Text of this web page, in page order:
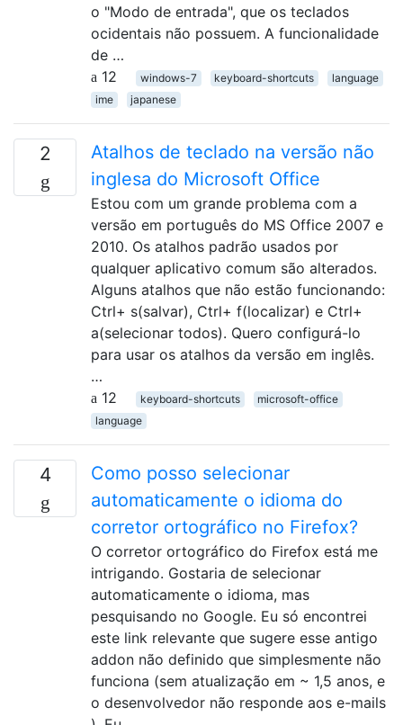
o "Modo de entrada", que os teclados
ocidentais não possuem. A funcionalidade
de …
12
windows-7 keyboard-shortcuts
language
ime
japanese
2
Atalhos de teclado na versão não
inglesa do Microsoft Office
Estou com um grande problema com a
versão em português do MS Office 2007 e
2010. Os atalhos padrão usados ​​por
qualquer aplicativo comum são alterados.
Alguns atalhos que não estão funcionando:
Ctrl+ s(salvar), Ctrl+ f(localizar) e Ctrl+
a(selecionar todos). Quero configurá-lo
para usar os atalhos da versão em inglês.
…
12
keyboard-shortcuts
microsoft-office
language
4
Como posso selecionar
automaticamente o idioma do
corretor ortográfico no Firefox?
O corretor ortográfico do Firefox está me
intrigando. Gostaria de selecionar
automaticamente o idioma, mas
pesquisando no Google. Eu só encontrei
este link relevante que sugere esse antigo
addon não definido que simplesmente não
funciona (sem atualização em ~ 1,5 anos, e
o desenvolvedor não responde aos e-mails